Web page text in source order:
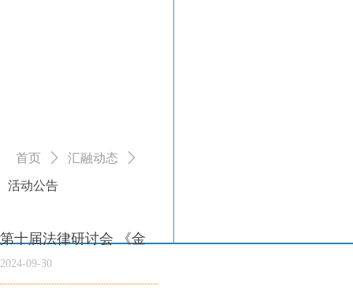
首页 ꄲ 汇融动态 ꄲ
活动公告
第十届法律研讨会 《金
融租赁公司管理办法
2024-09-30